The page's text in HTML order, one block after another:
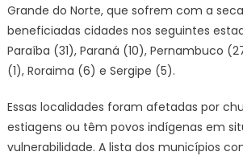
Grande do Norte, que sofrem com a
beneficiadas cidades nos seguintes
Paraíba (31), Paraná (10), Pernambuco
(1), Roraima (6) e Sergipe (5).
Essas localidades foram afetadas por
estiagens ou têm povos indígenas em
vulnerabilidade. A lista dos municípios